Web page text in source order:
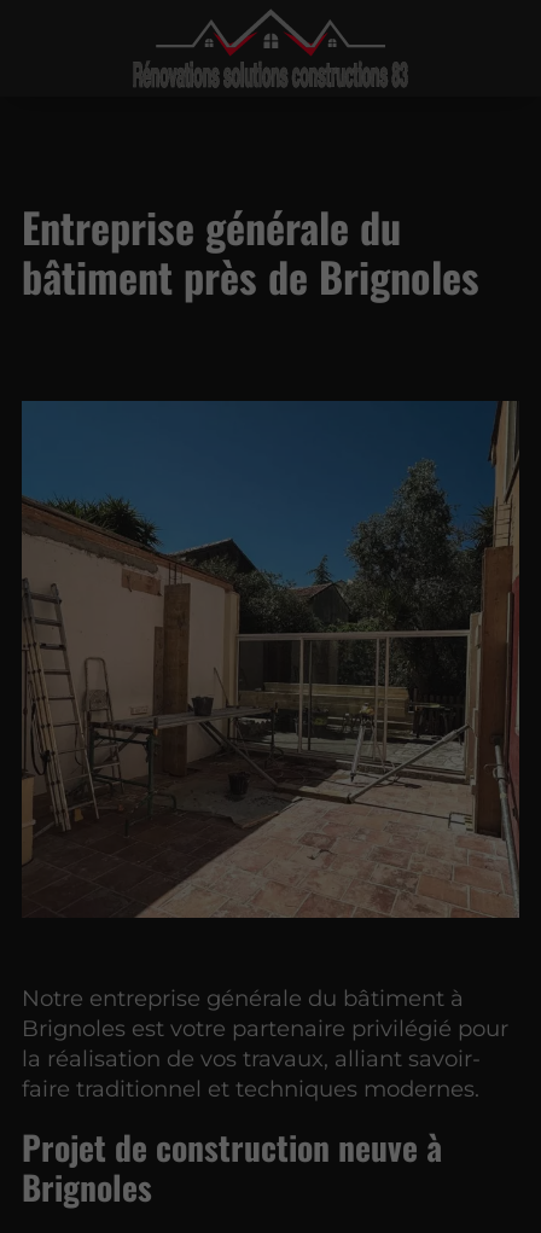
Entreprise générale du
bâtiment près de Brignoles
Notre entreprise générale du bâtiment à
Brignoles est votre partenaire privilégié pour
la réalisation de vos travaux, alliant savoir-
faire traditionnel et techniques modernes.
Projet de construction neuve à
Brignoles